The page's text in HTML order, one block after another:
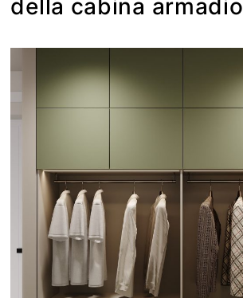
della cabina armadio